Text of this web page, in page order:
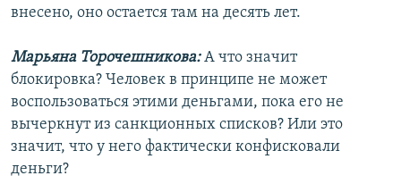
внесено, оно остается там на десять лет.
Марьяна Торочешникова:А что значит
блокировка? Человек в принципе не может
воспользоваться этими деньгами, пока его не
вычеркнут из санкционных списков? Или это
значит, что у него фактически конфисковали
деньги?